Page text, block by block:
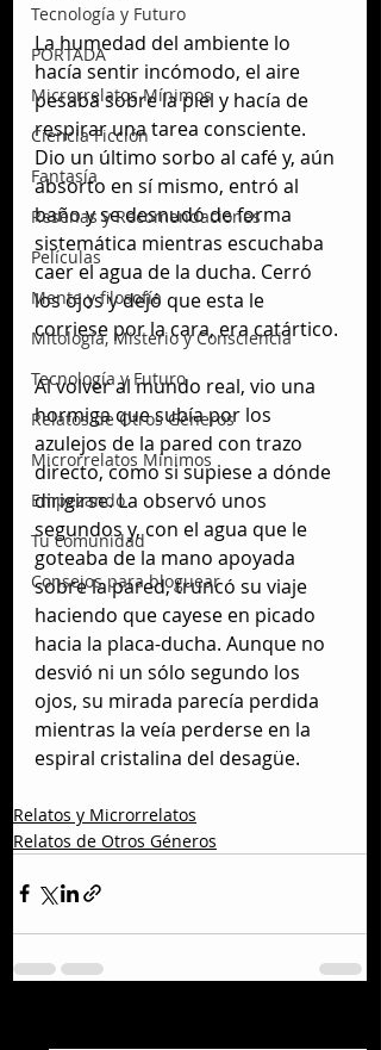
Tecnología y Futuro
PORTADA
Microrrelatos Mínimos
Ciencia Ficción
Fantasía
Reseñas y Recomendaciones
Películas
Mente y filosofía
Mitología, Misterio y Consciencia
Tecnología y Futuro
Relatos de Otros Géneros
Microrrelatos Mínimos
Empezando
Tu comunidad
Consejos para bloguear
La humedad del ambiente lo
hacía sentir incómodo, el aire
pesaba sobre la piel y hacía de
respirar una tarea consciente.
Dio un último sorbo al café y, aún
absorto en sí mismo, entró al
baño y se desnudó de forma
sistemática mientras escuchaba
caer el agua de la ducha. Cerró
los ojos y dejó que esta le
corriese por la cara, era catártico.
Al volver al mundo real, vio una
hormiga que subía por los
azulejos de la pared con trazo
directo, como si supiese a dónde
dirigirse. La observó unos
segundos y, con el agua que le
goteaba de la mano apoyada
sobre la pared, truncó su viaje
haciendo que cayese en picado
hacia la placa-ducha. Aunque no
desvió ni un sólo segundo los
ojos, su mirada parecía perdida
mientras la veía perderse en la
espiral cristalina del desagüe.
Relatos y Microrrelatos
Relatos de Otros Géneros